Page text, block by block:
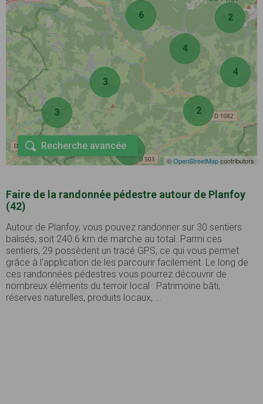
4
2
3
2
4
3
6
©OpenStreetMapcontributors
Recherche avancée
Faire de la randonnée pédestre autour de Planfoy
(42)
Autour de Planfoy, vous pouvez randonner sur 30 sentiers
balisés, soit 240.6 km de marche au total. Parmi ces
sentiers, 29 possèdent un tracé GPS, ce qui vous permet
grâce à l'application de les parcourir facilement. Le long de
ces randonnées pédestres vous pourrez découvrir de
nombreux éléments du terroir local : Patrimoine bâti,
réserves naturelles, produits locaux, ...